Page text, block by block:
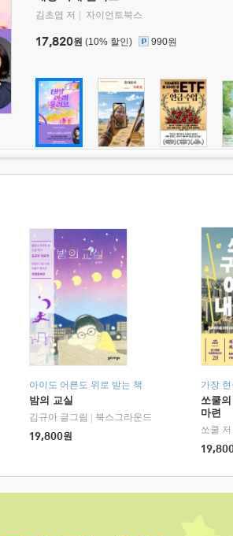
김초엽 저 자이언트북스
17,820원 (10% 할인) 990원
아이도 어른도 위로 받는 책
밤의 교실
김규아 글그림
북스그라운드
19,800원
가장
쏘쿨
마련
쏘쿨 저